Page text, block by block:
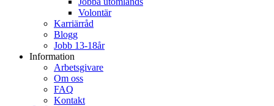
Volontär
Karriärråd
Blogg
Jobb 13-18år
Information
Arbetsgivare
Om oss
FAQ
Kontakt